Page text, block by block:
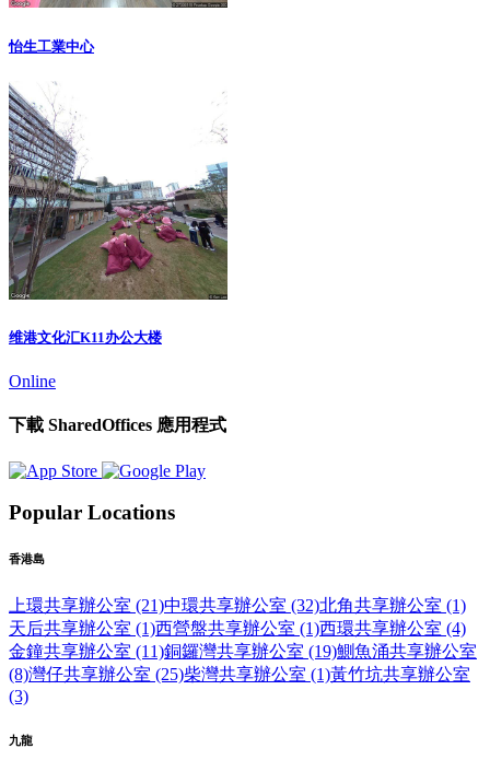
怡生工業中心
维港文化汇K11办公大楼
Online
下載 SharedOffices 應用程式
Popular Locations
香港島
上環共享辦公室 (21)中環共享辦公室 (32)北角共享辦公室 (1)
天后共享辦公室 (1)西營盤共享辦公室 (1)西環共享辦公室 (4)
金鐘共享辦公室 (11)銅鑼灣共享辦公室 (19)鰂魚涌共享辦公室
(8)灣仔共享辦公室 (25)柴灣共享辦公室 (1)黃竹坑共享辦公室
(3)
九龍